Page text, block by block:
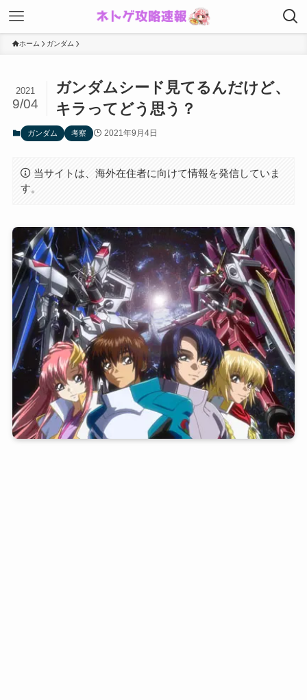
ホーム ガンダム
ガンダムシード見てるんだけど、
キラってどう思う？
2021
9/04
ガンダム 考察 2021年9月4日
当サイトは、海外在住者に向けて情報を発信していま
す。